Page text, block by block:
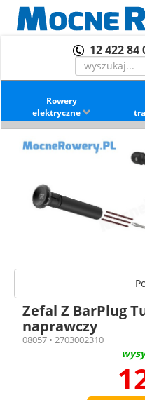
12 422 84
Rowery
elektryczne
Zefal Z BarPlug
naprawczy
08057 • 2703002310